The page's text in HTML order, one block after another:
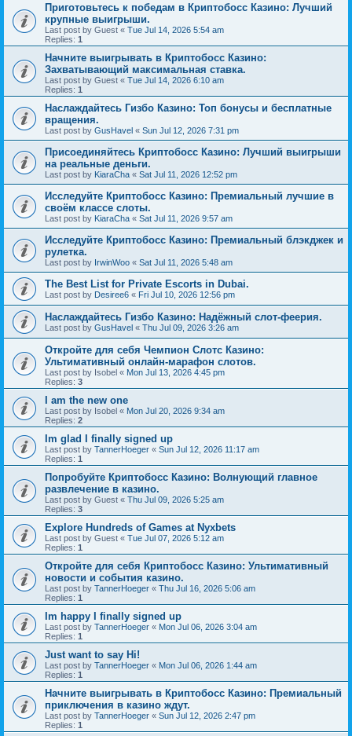
Приготовьтесь к победам в Криптобосс Казино: Лучший
крупные выигрыши.
Last post by Guest « Tue Jul 14, 2026 5:54 am
Replies: 1
Начните выигрывать в Криптобосс Казино:
Захватывающий максимальная ставка.
Last post by Guest « Tue Jul 14, 2026 6:10 am
Replies: 1
Наслаждайтесь Гизбо Казино: Топ бонусы и бесплатные
вращения.
Last post by GusHavel « Sun Jul 12, 2026 7:31 pm
Присоединяйтесь Криптобосс Казино: Лучший выигрыши
на реальные деньги.
Last post by KiaraCha « Sat Jul 11, 2026 12:52 pm
Исследуйте Криптобосс Казино: Премиальный лучшие в
своём классе слоты.
Last post by KiaraCha « Sat Jul 11, 2026 9:57 am
Исследуйте Криптобосс Казино: Премиальный блэкджек и
рулетка.
Last post by IrwinWoo « Sat Jul 11, 2026 5:48 am
The Best List for Private Escorts in Dubai.
Last post by Desiree6 « Fri Jul 10, 2026 12:56 pm
Наслаждайтесь Гизбо Казино: Надёжный слот-феерия.
Last post by GusHavel « Thu Jul 09, 2026 3:26 am
Откройте для себя Чемпион Слотс Казино:
Ультимативный онлайн-марафон слотов.
Last post by Isobel « Mon Jul 13, 2026 4:45 pm
Replies: 3
I am the new one
Last post by Isobel « Mon Jul 20, 2026 9:34 am
Replies: 2
Im glad I finally signed up
Last post by TannerHoeger « Sun Jul 12, 2026 11:17 am
Replies: 1
Попробуйте Криптобосс Казино: Волнующий главное
развлечение в казино.
Last post by Guest « Thu Jul 09, 2026 5:25 am
Replies: 3
Explore Hundreds of Games at Nyxbets
Last post by Guest « Tue Jul 07, 2026 5:12 am
Replies: 1
Откройте для себя Криптобосс Казино: Ультимативный
новости и события казино.
Last post by TannerHoeger « Thu Jul 16, 2026 5:06 am
Replies: 1
Im happy I finally signed up
Last post by TannerHoeger « Mon Jul 06, 2026 3:04 am
Replies: 1
Just want to say Hi!
Last post by TannerHoeger « Mon Jul 06, 2026 1:44 am
Replies: 1
Начните выигрывать в Криптобосс Казино: Премиальный
приключения в казино ждут.
Last post by TannerHoeger « Sun Jul 12, 2026 2:47 pm
Replies: 1